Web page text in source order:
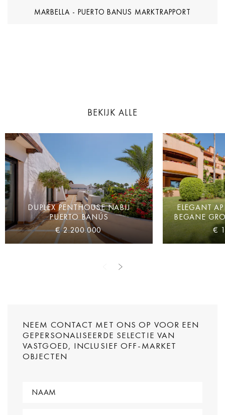
MARBELLA - PUERTO BANUS MARKTRAPPORT
BEKIJK ALLE
DUPLEX PENTHOUSE NABIJ
PUERTO BANÚS
€ 2.200.000
ELEGANT
BEGANE
€
NEEM CONTACT MET ONS OP VOOR EEN
GEPERSONALISEERDE SELECTIE VAN
VASTGOED, INCLUSIEF OFF-MARKET
OBJECTEN